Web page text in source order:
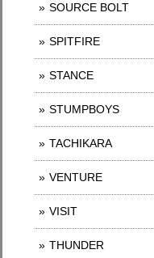
SOURCE BOLT
SPITFIRE
STANCE
STUMPBOYS
TACHIKARA
VENTURE
VISIT
THUNDER